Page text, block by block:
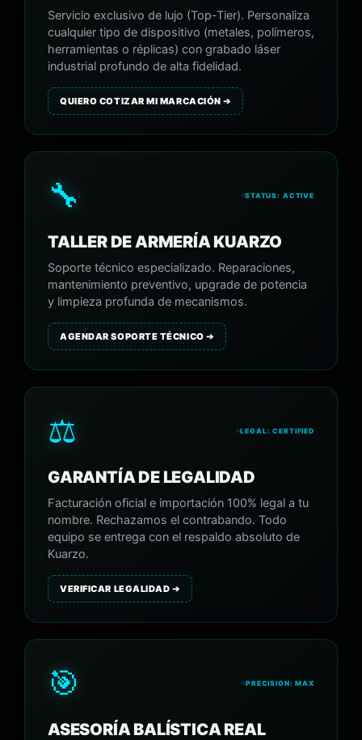
Servicio exclusivo de lujo (Top-Tier). Personaliza
cualquier tipo de dispositivo (metales, polímeros,
herramientas o réplicas) con grabado láser
industrial profundo de alta fidelidad.
QUIERO COTIZAR MI MARCACIÓN ➔
🔧 STATUS: ACTIVE
TALLER DE ARMERÍA KUARZO
Soporte técnico especializado. Reparaciones,
mantenimiento preventivo, upgrade de potencia
y limpieza profunda de mecanismos.
AGENDAR SOPORTE TÉCNICO ➔
⚖️ LEGAL: CERTIFIED
GARANTÍA DE LEGALIDAD
Facturación oficial e importación 100% legal a tu
nombre. Rechazamos el contrabando. Todo
equipo se entrega con el respaldo absoluto de
Kuarzo.
VERIFICAR LEGALIDAD ➔
🎯 PRECISION: MAX
ASESORÍA BALÍSTICA REAL